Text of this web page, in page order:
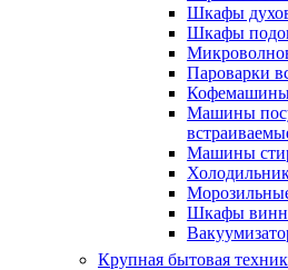
Шкафы
Шкафы
Пароварки
Кофемашины
Машины
Машины
Шкафы
Крупная бытовая